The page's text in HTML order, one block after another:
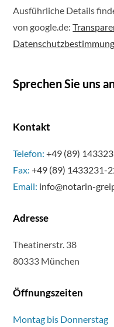
Ausführliche Details
von google.de:
Sprechen Sie uns
Kontakt
Telefon: +49 (89)
Fax: +49 (89) 1433231-
Email: info@notarin-
Adresse
Theatinerstr. 38
80333 München
Öffnungszeiten
Montag bis Donnerstag